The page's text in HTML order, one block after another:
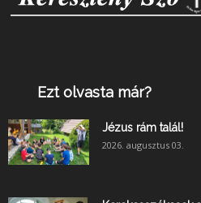
Ezt olvasta már?
Jézus rám talál!
2026. augusztus 03.